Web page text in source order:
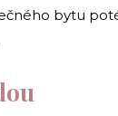
bytu